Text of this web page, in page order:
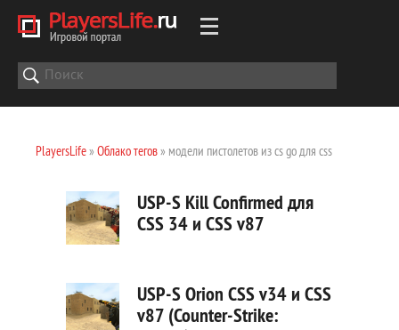
PlayersLife» Облако тегов» модели пистолетов из cs go для css
USP-S Kill Confirmed для
CSS 34 и CSS v87
USP-S Orion CSS v34 и CSS
v87 (Counter-Strike: